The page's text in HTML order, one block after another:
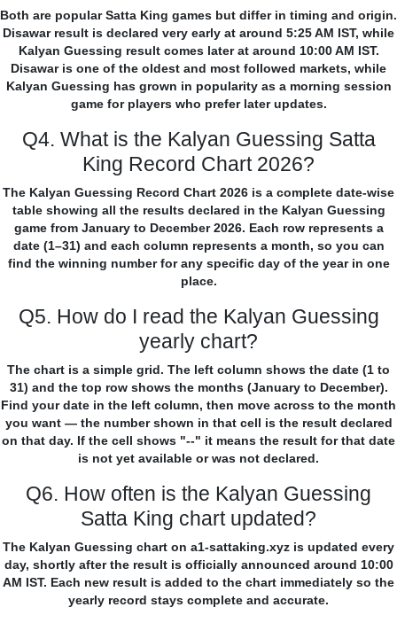
Both are popular Satta King games but differ in timing and origin.
Disawar result is declared very early at around 5:25 AM IST, while
Kalyan Guessing result comes later at around 10:00 AM IST.
Disawar is one of the oldest and most followed markets, while
Kalyan Guessing has grown in popularity as a morning session
game for players who prefer later updates.
Q4. What is the Kalyan Guessing Satta
King Record Chart 2026?
The Kalyan Guessing Record Chart 2026 is a complete date-wise
table showing all the results declared in the Kalyan Guessing
game from January to December 2026. Each row represents a
date (1–31) and each column represents a month, so you can
find the winning number for any specific day of the year in one
place.
Q5. How do I read the Kalyan Guessing
yearly chart?
The chart is a simple grid. The left column shows the date (1 to
31) and the top row shows the months (January to December).
Find your date in the left column, then move across to the month
you want — the number shown in that cell is the result declared
on that day. If the cell shows "--" it means the result for that date
is not yet available or was not declared.
Q6. How often is the Kalyan Guessing
Satta King chart updated?
The Kalyan Guessing chart on a1-sattaking.xyz is updated every
day, shortly after the result is officially announced around 10:00
AM IST. Each new result is added to the chart immediately so the
yearly record stays complete and accurate.